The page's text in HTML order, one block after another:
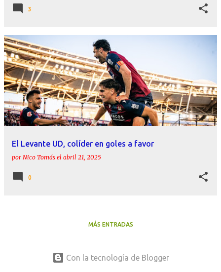
3
El Levante UD, colíder en goles a favor
por Nico Tomás el abril 21, 2025
0
MÁS ENTRADAS
Con la tecnología de Blogger